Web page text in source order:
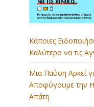
Κάποιες
Καλύτερο να τις
Μια Παύση Αρκεί
Αποφύγουμε την
Απάτη